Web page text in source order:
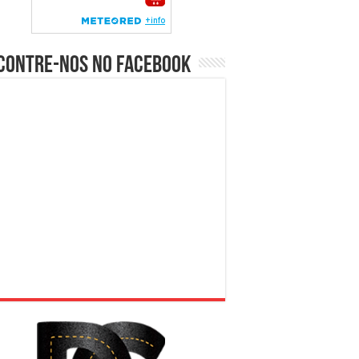
nos no Facebook